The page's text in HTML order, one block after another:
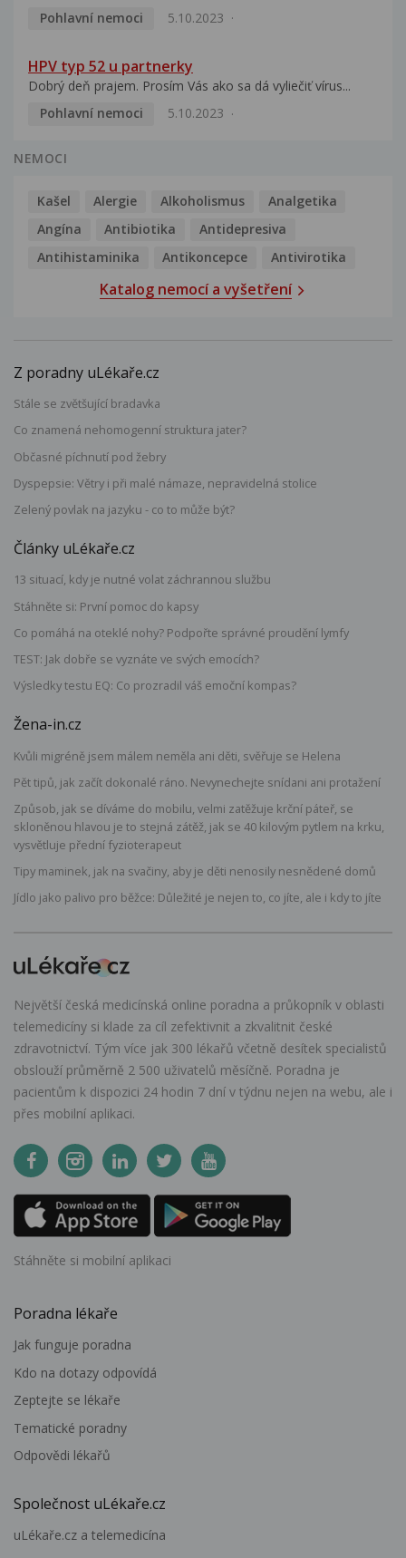
Pohlavní nemoci
5.10.2023
HPV typ 52 u partnerky
Dobrý deň prajem. Prosím Vás ako sa dá vyliečiť vírus...
Pohlavní nemoci
5.10.2023
NEMOCI
Kašel Alergie Alkoholismus
Analgetika
Angína
Antibiotika
Antidepresiva
Antihistaminika
Antikoncepce Antivirotika
Katalog nemocí a vyšetření
Z poradny uLékaře.cz
Stále se zvětšující bradavka
Co znamená nehomogenní struktura jater?
Občasné píchnutí pod žebry
Dyspepsie: Větry i při malé námaze, nepravidelná stolice
Zelený povlak na jazyku - co to může být?
Články uLékaře.cz
13 situací, kdy je nutné volat záchrannou službu
Stáhněte si: První pomoc do kapsy
Co pomáhá na oteklé nohy? Podpořte správné proudění lymfy
TEST: Jak dobře se vyznáte ve svých emocích?
Výsledky testu EQ: Co prozradil váš emoční kompas?
Žena-in.cz
Kvůli migréně jsem málem neměla ani děti, svěřuje se Helena
Pět tipů, jak začít dokonalé ráno. Nevynechejte snídani ani protažení
Způsob, jak se díváme do mobilu, velmi zatěžuje krční páteř, se
skloněnou hlavou je to stejná zátěž, jak se 40 kilovým pytlem na krku,
vysvětluje přední fyzioterapeut
Tipy maminek, jak na svačiny, aby je děti nenosily nesnědené domů
Jídlo jako palivo pro běžce: Důležité je nejen to, co jíte, ale i kdy to jíte
Největší česká medicínská online poradna a průkopník v oblasti
telemedicíny si klade za cíl zefektivnit a zkvalitnit české
zdravotnictví. Tým více jak 300 lékařů včetně desítek specialistů
obslouží průměrně 2 500 uživatelů měsíčně. Poradna je
pacientům k dispozici 24 hodin 7 dní v týdnu nejen na webu, ale i
přes mobilní aplikaci.
Stáhněte si mobilní aplikaci
Poradna lékaře
Jak funguje poradna
Kdo na dotazy odpovídá
Zeptejte se lékaře
Tematické poradny
Odpovědi lékařů
Společnost uLékaře.cz
uLékaře.cz a telemedicína